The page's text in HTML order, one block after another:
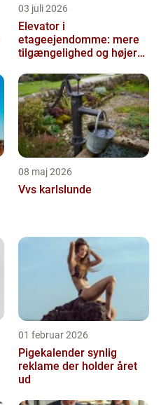
03 juli 2026
Elevator i
etageejendomme: mere
tilgængelighed og højere
08 maj 2026
Vvs karlslunde
01 februar 2026
Pigekalender synlig
reklame der holder året
ud